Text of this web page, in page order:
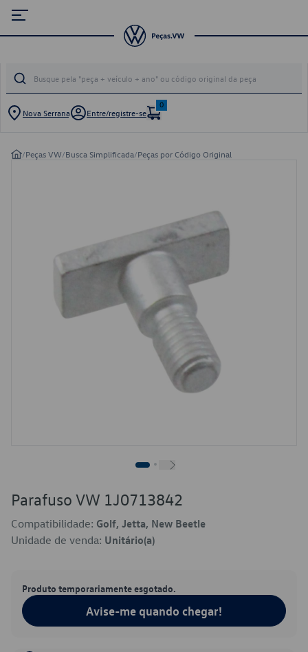
Nova Serrana Entre/registre-se
0
/Peças VW/Busca Simplificada/Peças por Código Original
Parafuso VW 1J0713842
Compatibilidade: Golf, Jetta, New Beetle
Unidade de venda: Unitário(a)
Produto temporariamente esgotado.
Avise-me quando chegar!